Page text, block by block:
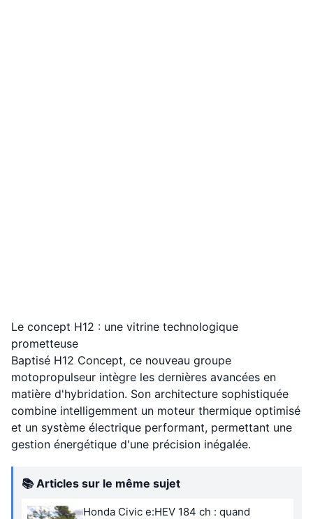
Le concept H12 : une vitrine technologique
prometteuse
Baptisé H12 Concept, ce nouveau groupe
motopropulseur intègre les dernières avancées en
matière d'hybridation. Son architecture sophistiquée
combine intelligemment un moteur thermique optimisé
et un système électrique performant, permettant une
gestion énergétique d'une précision inégalée.
📚 Articles sur le même sujet
Honda Civic e:HEV 184 ch : quand